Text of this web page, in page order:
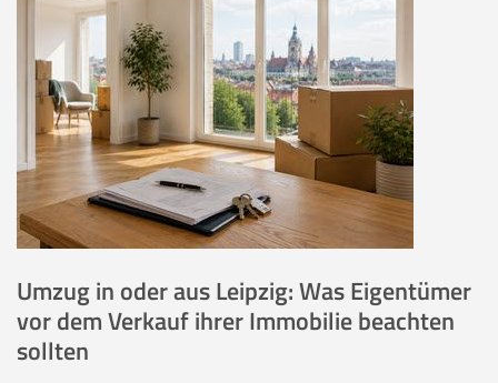
Umzug in oder aus Leipzig: Was Eigentümer
vor dem Verkauf ihrer Immobilie beachten
sollten